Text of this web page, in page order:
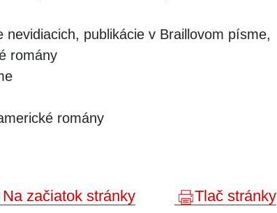
nevidiacich, publikácie v Braillovom písme,
romány
romány
Na začiatok stránky Tlač stránky